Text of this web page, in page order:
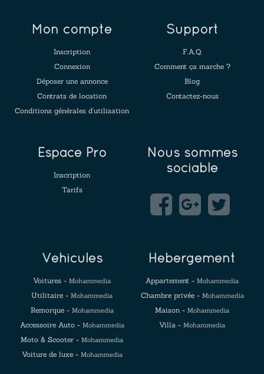
Mon compte
Inscription
Connexion
Déposer une annonce
Contrats de location
Conditions générales d'utilisation
Support
F.A.Q.
Comment ça marche ?
Blog
Contactez-nous
Espace Pro
Inscription
Tarifs
Nous sommes
sociable
Véhicules
Voitures - Mohammedia
Utilitaire - Mohammedia
Remorque - Mohammedia
Accessoire Auto - Mohammedia
Moto & Scooter - Mohammedia
Voiture de luxe - Mohammedia
Hébergement
Appartement - Mohammedia
Chambre privée - Mohammedia
Maison - Mohammedia
Villa - Mohammedia